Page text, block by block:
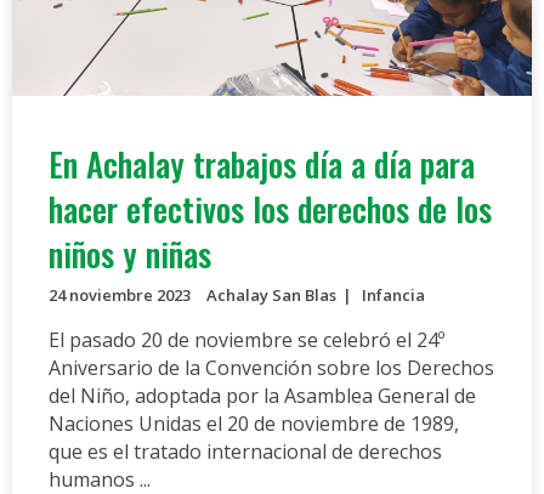
En Achalay trabajos día a día para
hacer efectivos los derechos de los
niños y niñas
24 noviembre 2023 Achalay San Blas Infancia
El pasado 20 de noviembre se celebró el 24º
Aniversario de la Convención sobre los Derechos
del Niño, adoptada por la Asamblea General de
Naciones Unidas el 20 de noviembre de 1989,
que es el tratado internacional de derechos
humanos ...